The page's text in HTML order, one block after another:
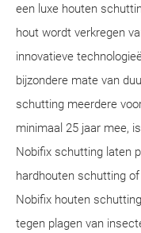
een luxe houten
hout wordt verkregen
innovatieve
bijzondere mate van
schutting meerdere
minimaal 25 jaar mee,
Nobifix schutting laten
hardhouten schutting
Nobifix houten
tegen plagen van